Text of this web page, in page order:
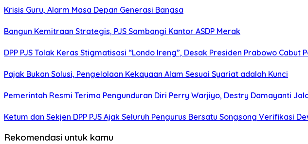
Krisis Guru, Alarm Masa Depan Generasi Bangsa
Bangun Kemitraan Strategis, PJS Sambangi Kantor ASDP Merak
DPP PJS Tolak Keras Stigmatisasi “Londo Ireng”, Desak Presiden Prabowo Cabut
Pajak Bukan Solusi, Pengelolaan Kekayaan Alam Sesuai Syariat adalah Kunci
Pemerintah Resmi Terima Pengunduran Diri Perry Warjiyo, Destry Damayanti
Ketum dan Sekjen DPP PJS Ajak Seluruh Pengurus Bersatu Songsong Verifikasi
Rekomendasi untuk kamu